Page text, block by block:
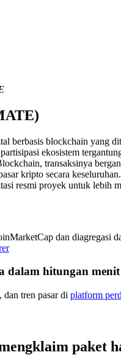
dan komoditas
berbasis blockchain yang
ekosistem
transaksinya
kripto secara keseluruhan.
resmi proyek untuk lebih
dan diagregasi
dalam hitungan menit
tren pasar di platform
paket